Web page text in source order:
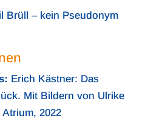
Brüll – kein Pseudonym
Erich Kästner: Das
Mit Bildern von Ulrike
2022